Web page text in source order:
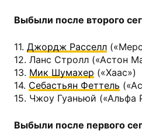
Выбыли после второго
11. Джордж Расселл
12. Ланс Стролл («Астон
13. Мик Шумахер («Хаас»)
14. Себастьян Феттель
15. Чжоу Гуаньюй («Альфа
Выбыли после первого